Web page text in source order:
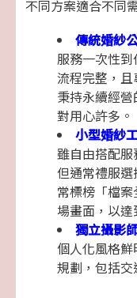
不同方案適合不同
傳統婚紗
服務一次性
流程完整，且
秉持永續經
對用心許多。
小型婚紗
雖自由搭配
但通常禮服選
常標榜「檔
場畫面，以達
獨立攝影
個人化風格
規劃，包括交